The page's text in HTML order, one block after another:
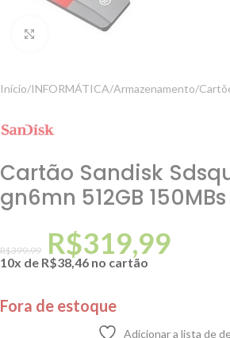
Clique para ampliar
Início/INFORMÁTICA/Armazenamento/
Cartão Sandisk
gn6mn 512GB 150MBs
R$399,99 R$319,99
10x de R$38,46 no cartão
Fora de estoque
Adicionar a lista de